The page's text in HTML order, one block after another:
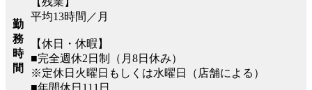
勤
務
時
間
平均13時間／月
【休日・休暇】
■完全週休2日制（月8日休み）
※定休日火曜日もしくは水曜日（店舗による）
■年間休日111日